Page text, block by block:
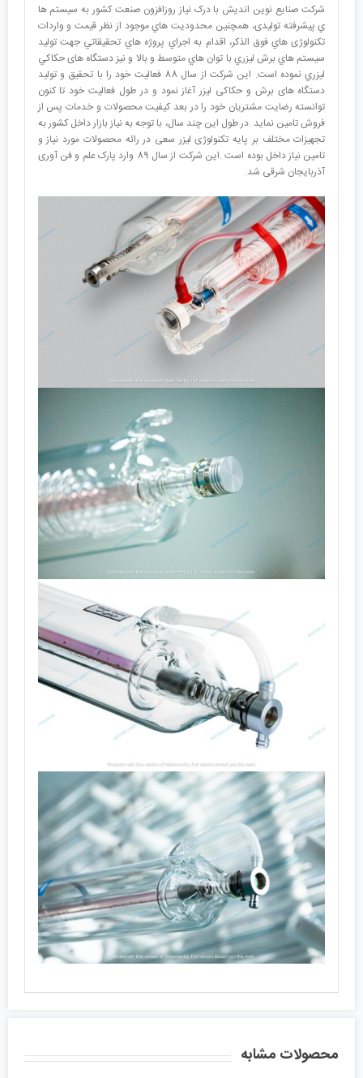
شرکت صنایع نوین اندیش با درک نیاز روزافزون صنعت کشور به سیستم ها
ي پیشرفته تولیدی، همچنین محدودیت هاي موجود از نظر قیمت و واردات
تکنولوژی هاي فوق الذکر، اقدام به اجراي پروژه هاي تحقيقاتي جهت توليد
سيستم هاي برش ليزري با توان هاي متوسط و بالا و نیز دستگاه های حکاکي
ليزري نموده است. این شرکت از سال 88 فعالیت خود را با تحقیق و تولید
دستگاه های برش و حکاکی لیزر آغاز نمود و در طول فعالیت خود تا کنون
توانسته رضایت مشتریان خود را در بعد کیفیت محصولات و خدمات پس از
فروش تامین نماید .در طول این چند سال، با توجه به نیاز بازار داخل کشور به
تجهیزات مختلف بر پایه تکنولوژی لیزر سعی در رائه محصولات مورد نیاز و
تامین نیاز داخل بوده است .این شرکت از سال 89 وارد پارک علم و فن آوری
آذربایجان شرقی شد.
محصولات مشابه